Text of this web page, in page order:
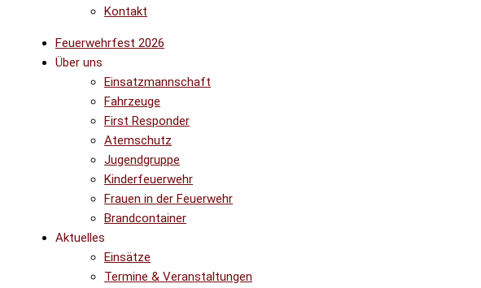
Kontakt
Feuerwehrfest 2026
Über uns
Einsatzmannschaft
Fahrzeuge
First Responder
Atemschutz
Jugendgruppe
Kinderfeuerwehr
Frauen in der Feuerwehr
Brandcontainer
Aktuelles
Einsätze
Termine & Veranstaltungen